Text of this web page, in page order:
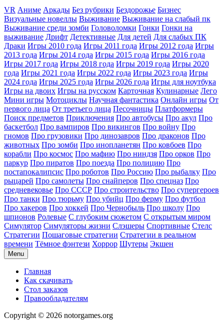
VR Аниме Аркады Без рубрики Бездорожье Бизнес
Визуальные новеллы Выживание Выживание на слабый пк
Выживание среди зомби Головоломки Гонки Гонки на
выживание Дрифт Детективные Для детей Для слабых ПК
Драки Игры 2010 года Игры 2011 года Игры 2012 года Игры
2013 года Игры 2014 года Игры 2015 года Игры 2016 года
Игры 2017 года Игры 2018 года Игры 2019 года Игры 2020
года Игры 2021 года Игры 2022 года Игры 2023 года Игры
2024 года Игры 2025 года Игры 2026 года Игры для ноутбука
Игры на двоих Игры на русском Карточная Кулинарные Лего
Мини игры Мотоциклы Научная фантастика Онлайн игры От
первого лица От третьего лица Песочницы Платформеры
Поиск предметов Приключения Про автобусы Про акул Про
баскетбол Про вампиров Про викингов Про войну Про
гномов Про грузовики Про динозавров Про драконов Про
животных Про зомби Про инопланетян Про ковбоев Про
корабли Про космос Про мафию Про ниндзя Про орков Про
паркур Про пиратов Про поезда Про полицию Про
постапокалипсис Про роботов Про Россию Про рыбалку Про
рыцарей Про самолеты Про снайперов Про спецназ Про
средневековье Про СССР Про строительство Про супергероев
Про танки Про тюрьму Про убийц Про ферму Про футбол
Про хакеров Про хоккей Про Чернобыль Про школу Про
шпионов Ролевые С глубоким сюжетом С открытым миром
Симулятор Симуляторы жизни Слэшеры Спортивные Стелс
Стратегии Пошаговые стратегии Стратегии в реальном
времени Тёмное фэнтези Хоррор Шутеры Экшен
Menu
Главная
Как скачивать
Стол заказов
Правообладателям
Copyright © 2026 notorgames.org